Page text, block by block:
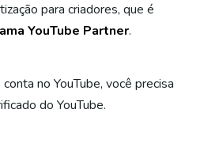
para criadores, que é
YouTube Partner.
no YouTube, você precisa
do YouTube.